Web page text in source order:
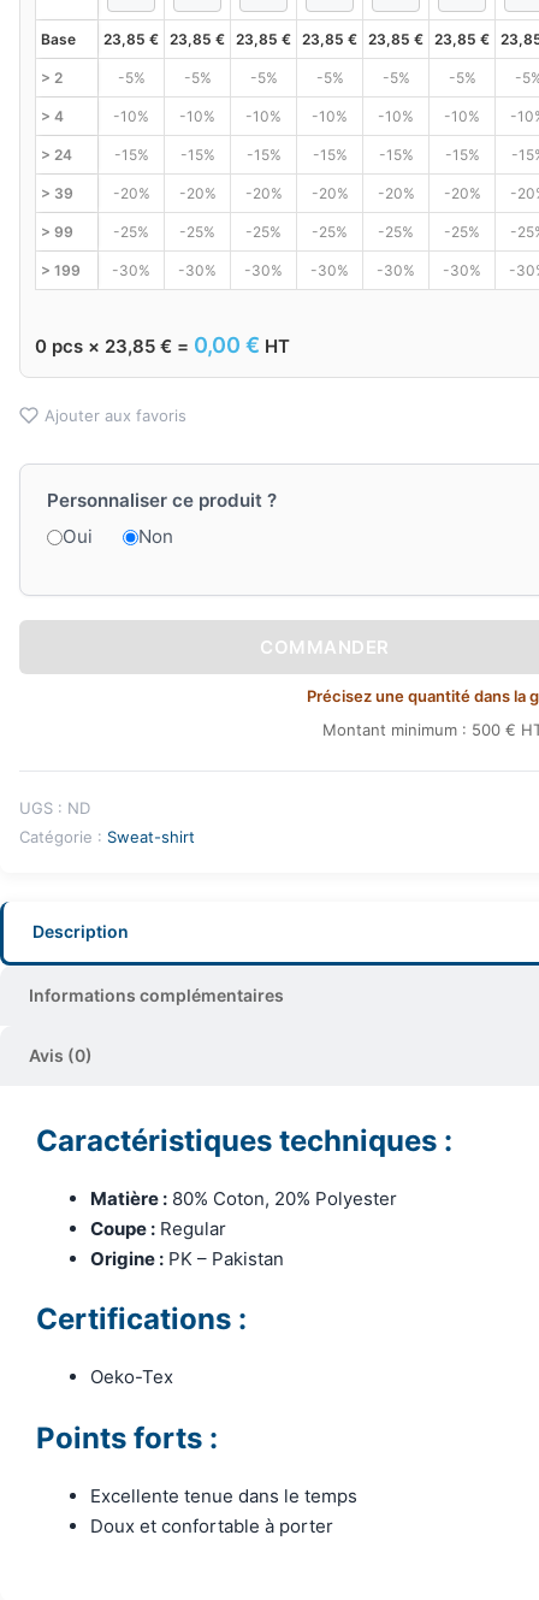
Base 23,85 € 23,85 € 23,85 € 23,85 € 23,85 € 23,85 €
> 2 -5% -5% -5% -5% -5% -5% -
> 4 -10% -10% -10% -10% -10% -10% -
> 24 -15% -15% -15% -15% -15% -15% -
> 39 -20% -20% -20% -20% -20% -20% -
> 99 -25% -25% -25% -25% -25% -25% -
> 199 -30% -30% -30% -30% -30% -30% -
0 pcs × 23,85 € = 0,00 € HT
Ajouter aux favoris
Personnaliser ce produit ?
Oui
Non
COMMANDER
Précisez une quantité dans la
Montant minimum : 500 €
UGS : ND
Catégorie : Sweat-shirt
Description
Informations complémentaires
Avis (0)
Caractéristiques techniques :
Matière : 80% Coton, 20% Polyester
Coupe : Regular
Origine : PK – Pakistan
Certifications :
Oeko-Tex
Points forts :
Excellente tenue dans le temps
Doux et confortable à porter